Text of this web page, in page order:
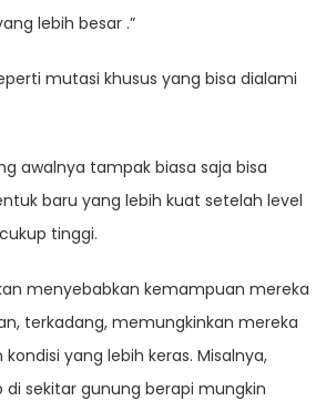
lebih besar .”
mutasi khusus yang bisa dialami
awalnya tampak biasa saja bisa
baru yang lebih kuat setelah level
tinggi.
menyebabkan kemampuan mereka
terkadang, memungkinkan mereka
yang lebih keras. Misalnya,
sekitar gunung berapi mungkin